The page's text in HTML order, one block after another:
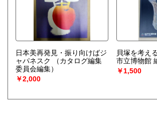
日本美再発見・振り向けばジ
ャパネスク
（カタログ編集
委員会編集）
￥2,000
貝塚を考え
市立博物館
￥1,500